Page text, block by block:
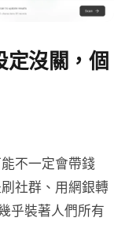
定沒關，個
不一定會帶錢
社群、用網銀轉
乎裝著人們所有